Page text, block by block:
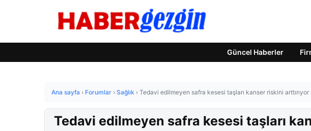
Güncel Haberler
Ana sayfa › Forumlar › Sağlık › Tedavi edilmeyen safra kesesi taşları kanser riskini arttırıyor
Tedavi edilmeyen safra kesesi taşları